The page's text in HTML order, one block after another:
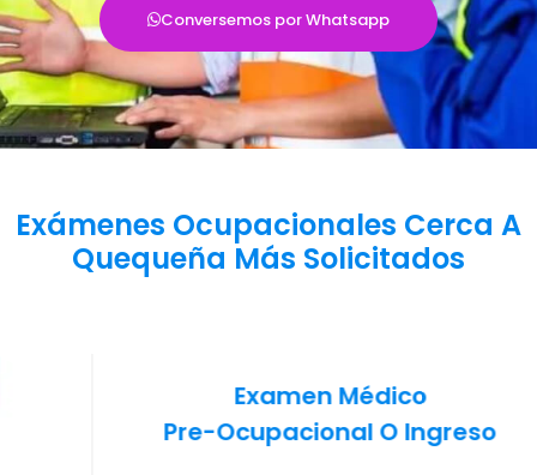
Conversemos por Whatsapp
Exámenes Ocupacionales Cerca A
Quequeña Más Solicitados